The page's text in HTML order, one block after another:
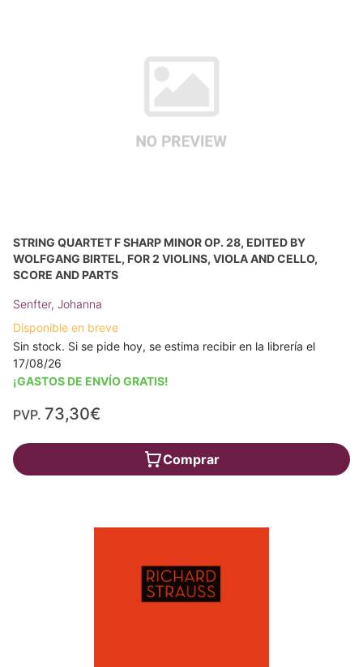
STRING QUARTET F SHARP MINOR OP. 28, EDITED BY
WOLFGANG BIRTEL, FOR 2 VIOLINS, VIOLA AND CELLO,
SCORE AND PARTS
Senfter, Johanna
Disponible en breve
Sin stock. Si se pide hoy, se estima recibir en la librería el
17/08/26
¡GASTOS DE ENVÍO GRATIS!
PVP. 73,30€
Comprar